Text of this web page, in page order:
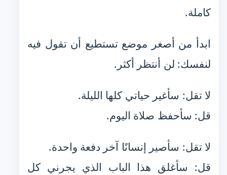
كاملة.
ابدأ من أصغر موضع تستطيع أن تقول فيه
لنفسك: لن أنتظر أكثر.
لا تقل: سأغير حياتي كلها الليلة.
قل: سأحفظ صلاة اليوم.
لا تقل: سأصير إنسانًا آخر دفعة واحدة.
قل: سأغلق هذا الباب الذي يجرني كل